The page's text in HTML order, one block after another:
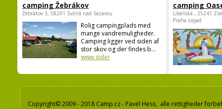
camping Žebrákov
Žebrákov 3, 58291 Světlá nad Sázavou
Rolig campingplads med
mange vandremuligheder.
Camping ligger ved siden af
stor skov og der findes b...
www sider
camping
Libeňská , 25241
Praha-západ
Copyright© 2009 - 2018 Camp.cz - Pavel Hess, alle rettigheder